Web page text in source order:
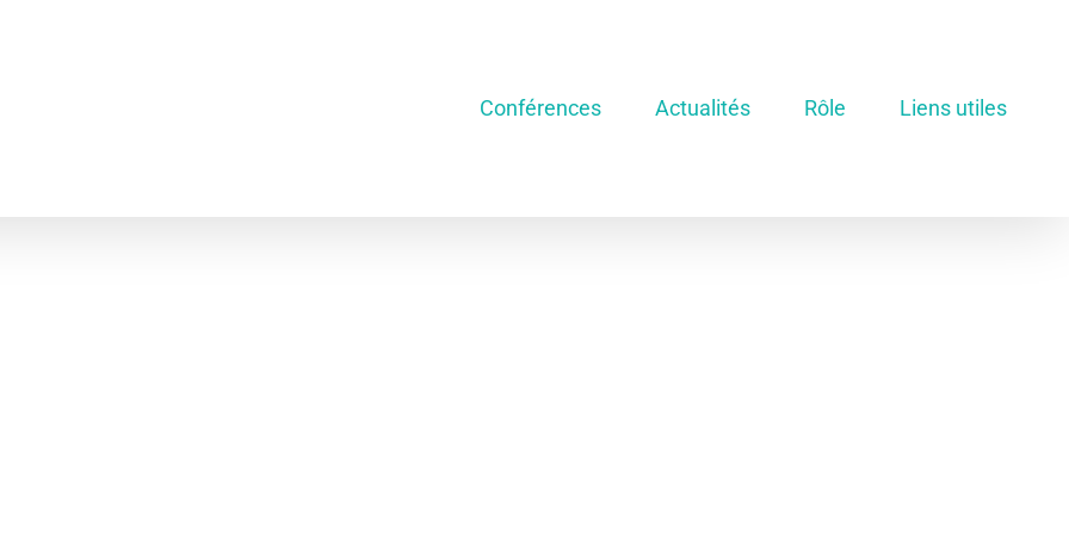
Conférences Actualités Rôle Liens utiles